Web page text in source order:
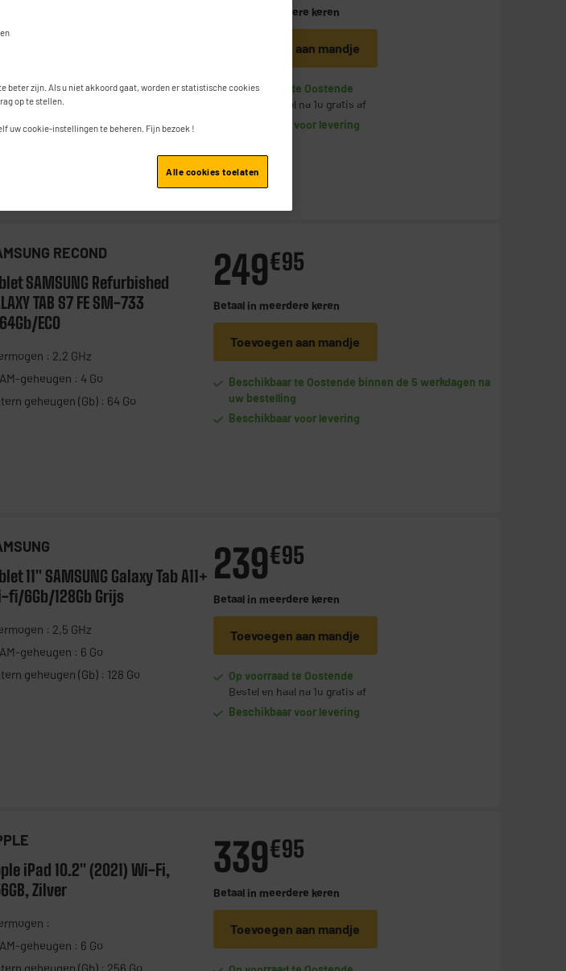
geheugen (Gb) : 128 Go
meerdere keren
Toevoegen aan mandje
Op voorraad te Oostende
Bestel en haal na 1u gratis af
Beschikbaar voor levering
RECOND
SAMSUNG Refurbished
TAB S7 FE SM-733
ECO
: 2,2 GHz
geheugen : 4 Go
geheugen (Gb) : 64 Go
249€95
Betaal in meerdere keren
Toevoegen aan mandje
Beschikbaar te Oostende binnen de 5 werkdagen na
uw bestelling
Beschikbaar voor levering
11" SAMSUNG Galaxy Tab A11+
fi/6Gb/128Gb Grijs
: 2,5 GHz
geheugen : 6 Go
geheugen (Gb) : 128 Go
239€95
Betaal in meerdere keren
Toevoegen aan mandje
Op voorraad te Oostende
Bestel en haal na 1u gratis af
Beschikbaar voor levering
iPad 10.2" (2021) Wi-Fi,
Zilver
:
geheugen : 6 Go
geheugen (Gb) : 256 Go
339€95
Betaal in meerdere keren
Toevoegen aan mandje
beter zijn. Als u niet akkoord gaat, worden er statistische cookies
op te stellen.
uw cookie-instellingen te beheren. Fijn bezoek !
Alle cookies toelaten